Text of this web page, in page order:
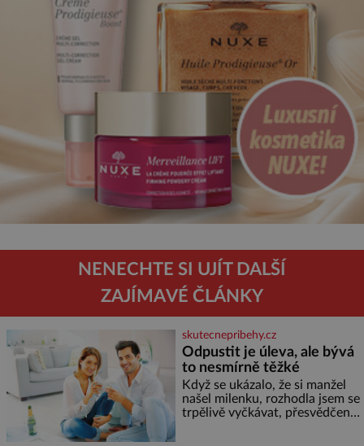
NENECHTE SI UJÍT DALŠÍ
ZAJÍMAVÉ ČLÁNKY
skutecnepribehy.cz
Odpustit je úleva, ale bývá
to nesmírně těžké
Když se ukázalo, že si manžel
našel milenku, rozhodla jsem se
trpělivě vyčkávat, přesvědčena,